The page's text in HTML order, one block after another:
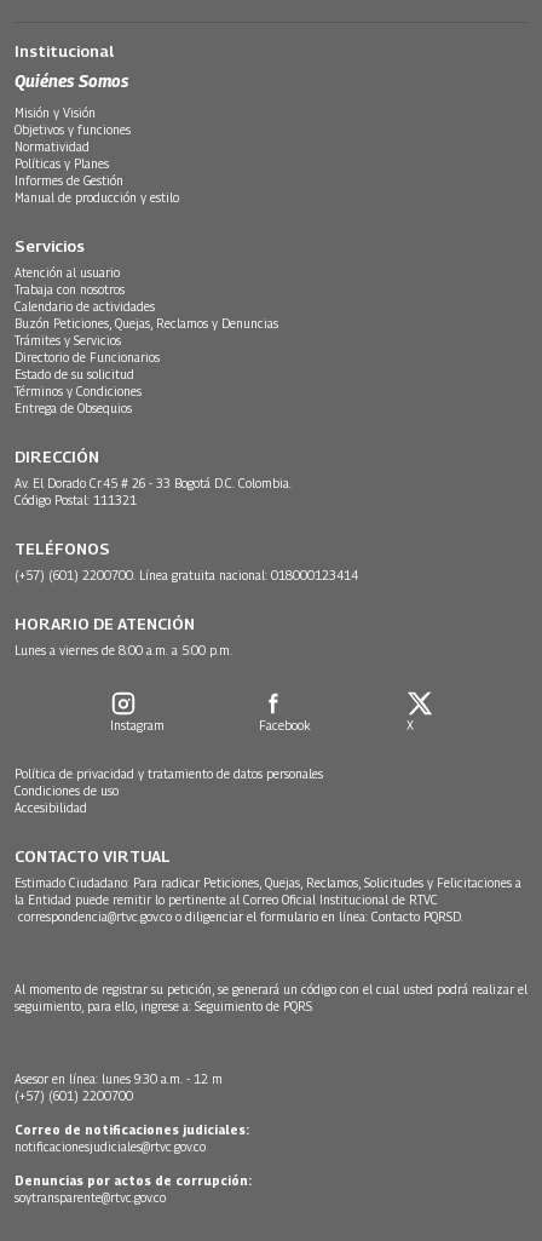
Institucional
Quiénes Somos
Misión y Visión
Objetivos y funciones
Normatividad
Políticas y Planes
Informes de Gestión
Manual de producción y estilo
Servicios
Atención al usuario
Trabaja con nosotros
Calendario de actividades
Buzón Peticiones, Quejas, Reclamos y Denuncias
Trámites y Servicios
Directorio de Funcionarios
Estado de su solicitud
Términos y Condiciones
Entrega de Obsequios
DIRECCIÓN
Av. El Dorado Cr.45 # 26 - 33 Bogotá D.C. Colombia.
Código Postal: 111321
TELÉFONOS
(+57) (601) 2200700. Línea gratuita nacional: 018000123414
HORARIO DE ATENCIÓN
Lunes a viernes de 8:00 a.m. a 5:00 p.m.
Instagram Facebook X
Política de privacidad y tratamiento de datos personales
Condiciones de uso
Accesibilidad
CONTACTO VIRTUAL
Estimado Ciudadano: Para radicar Peticiones, Quejas, Reclamos, Solicitudes y Felicitaciones a
la Entidad puede remitir lo pertinente al Correo Oficial Institucional de RTVC
correspondencia@rtvc.gov.co o diligenciar el formulario en línea: Contacto PQRSD.
Al momento de registrar su petición, se generará un código con el cual usted podrá realizar el
seguimiento, para ello, ingrese a: Seguimiento de PQRS
Asesor en línea: lunes 9:30 a.m. - 12 m
(+57) (601) 2200700
Correo de notificaciones judiciales:
notificacionesjudiciales@rtvc.gov.co
Denuncias por actos de corrupción:
soytransparente@rtvc.gov.co